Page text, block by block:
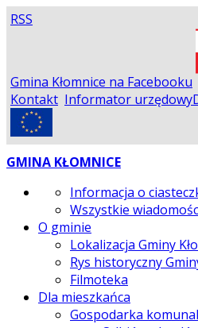
RSS
Gmina Kłomnice na Facebooku
Kontakt Informator urzędowy
GMINA KŁOMNICE
Informacja o
Wszystkie
O gminie
Lokalizacja Gminy
Rys historyczny
Filmoteka
Dla mieszkańca
Gospodarka